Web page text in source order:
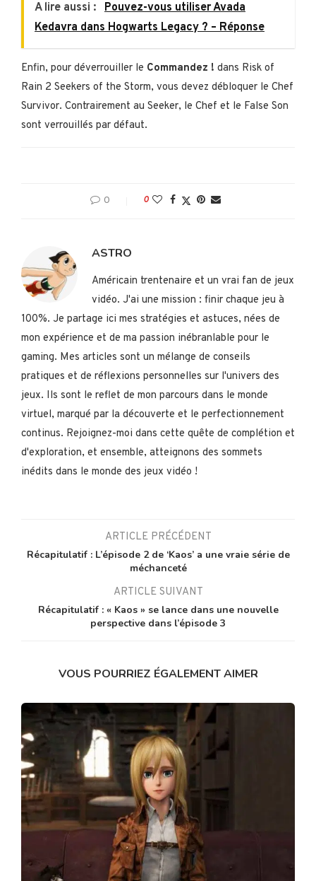
A lire aussi :
Pouvez-vous utiliser Avada
Kedavra dans Hogwarts Legacy ? – Réponse
Enfin, pour déverrouiller le Commandez ! dans Risk of
Rain 2 Seekers of the Storm, vous devez débloquer le Chef
Survivor. Contrairement au Seeker, le Chef et le False Son
sont verrouillés par défaut.
0 0
ASTRO
Américain trentenaire et un vrai fan de jeux
vidéo. J'ai une mission : finir chaque jeu à
100%. Je partage ici mes stratégies et astuces, nées de
mon expérience et de ma passion inébranlable pour le
gaming. Mes articles sont un mélange de conseils
pratiques et de réflexions personnelles sur l'univers des
jeux. Ils sont le reflet de mon parcours dans le monde
virtuel, marqué par la découverte et le perfectionnement
continus. Rejoignez-moi dans cette quête de complétion et
d'exploration, et ensemble, atteignons des sommets
inédits dans le monde des jeux vidéo !
ARTICLE PRÉCÉDENT
Récapitulatif : L’épisode 2 de ‘Kaos’ a une vraie série de
méchanceté
ARTICLE SUIVANT
Récapitulatif : « Kaos » se lance dans une nouvelle
perspective dans l’épisode 3
VOUS POURRIEZ ÉGALEMENT AIMER